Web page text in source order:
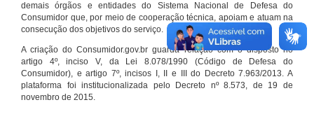
demais órgãos e entidades do Sistema Nacional de Defesa do
Consumidor que, por meio de cooperação técnica, apoiam e atuam na
consecução dos objetivos do serviço.
A criação do Consumidor.gov.br guarda relação com o disposto no
artigo 4º, inciso V, da Lei 8.078/1990 (Código de Defesa do
Consumidor), e artigo 7º, incisos I, II e III do Decreto 7.963/2013. A
plataforma foi institucionalizada pelo Decreto nº 8.573, de 19 de
novembro de 2015.